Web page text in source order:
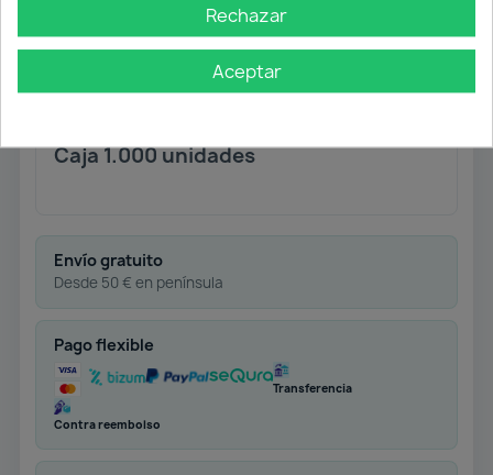
Tornillo universal rosca completa.
Ranura en cruz Z1. Punta S.
Caja 1.000 unidades
Envío gratuito
Desde 50 € en península
Pago flexible
Transferencia
Contra reembolso
Rechazar
Aceptar